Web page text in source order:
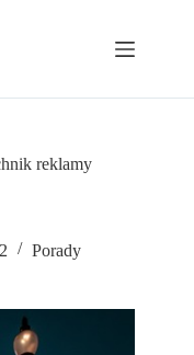
reklamy
Porady